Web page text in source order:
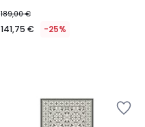
189,00 €
141,75 € -25%